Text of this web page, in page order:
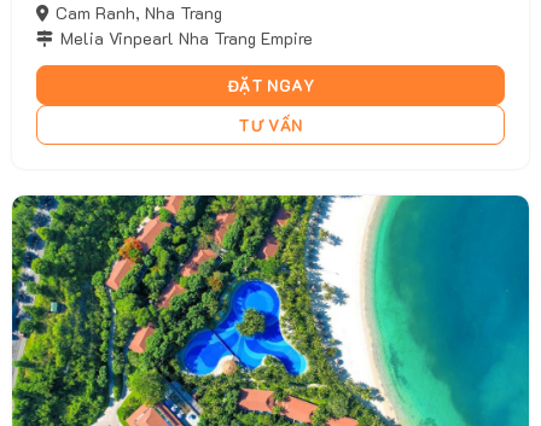
ĐẶT NGAY
TƯ VẤN
Cam Ranh, Nha Trang
Melia Vinpearl Nha Trang Empire